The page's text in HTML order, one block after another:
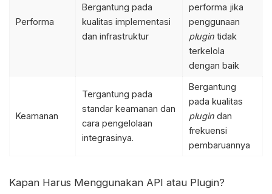
Performa
Bergantung pada
kualitas implementasi
dan infrastruktur
performa jika
penggunaan
plugin tidak
terkelola
dengan baik
Keamanan
Tergantung pada
standar keamanan dan
cara pengelolaan
integrasinya.
Bergantung
pada kualitas
plugin dan
frekuensi
pembaruannya
Kapan Harus Menggunakan API atau Plugin?